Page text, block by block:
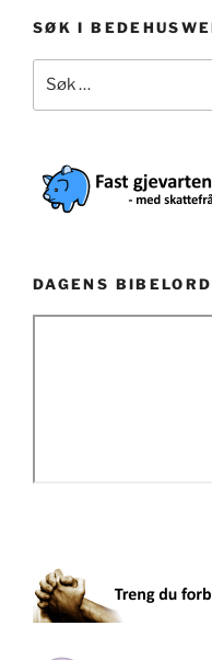
SØK I
etter:
DAGENS